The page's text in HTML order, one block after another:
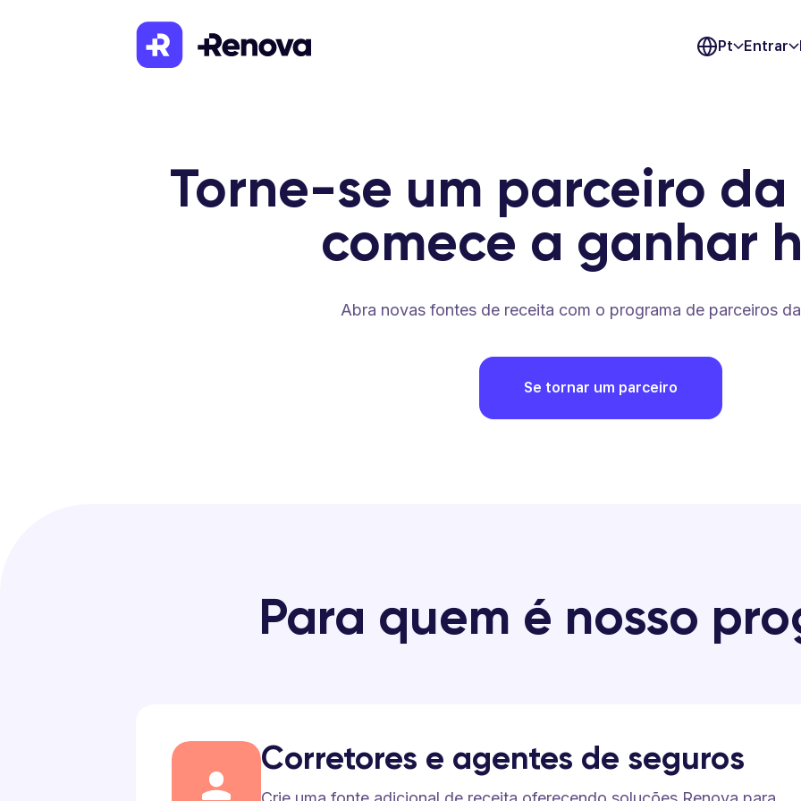
Pt Entrar
Torne-se um parceiro da
comece a ganhar
Abra novas fontes de receita com o programa de parceiros
Se tornar um parceiro
Para quem é nosso
Corretores e agentes de seguros